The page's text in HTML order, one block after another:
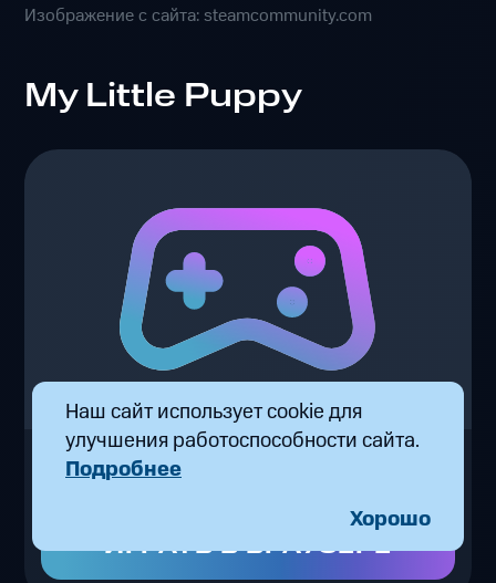
Наш сайт использует cookie для
улучшения работоспособности сайта.
Подробнее
Хорошо
Изображение с сайта: steamcommunity.com
My Little Puppy
My Little Puppy
ИГРАТЬ В БРАУЗЕРЕ